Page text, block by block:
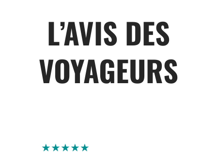
L’AVIS DES
VOYAGEURS
★★★★★